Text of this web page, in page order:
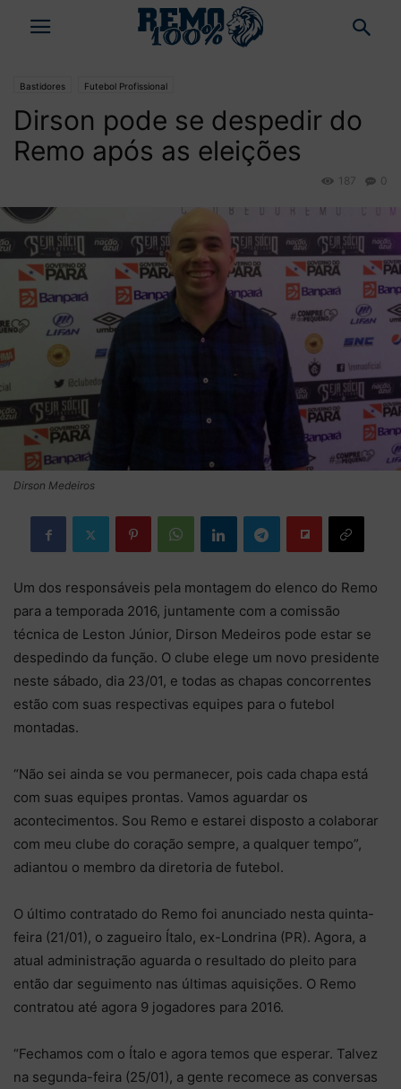
Bastidores Futebol Profissional
Dirson pode se despedir do
Remo após as eleições
0
187
Dirson Medeiros
Um dos responsáveis pela montagem do elenco do Remo
para a temporada 2016, juntamente com a comissão
técnica de Leston Júnior, Dirson Medeiros pode estar se
despedindo da função. O clube elege um novo presidente
neste sábado, dia 23/01, e todas as chapas concorrentes
estão com suas respectivas equipes para o futebol
montadas.
“Não sei ainda se vou permanecer, pois cada chapa está
com suas equipes prontas. Vamos aguardar os
acontecimentos. Sou Remo e estarei disposto a colaborar
com meu clube do coração sempre, a qualquer tempo”,
adiantou o membro da diretoria de futebol.
O último contratado do Remo foi anunciado nesta quinta-
feira (21/01), o zagueiro Ítalo, ex-Londrina (PR). Agora, a
atual administração aguarda o resultado do pleito para
então dar seguimento nas últimas aquisições. O Remo
contratou até agora 9 jogadores para 2016.
“Fechamos com o Ítalo e agora temos que esperar. Talvez
na segunda-feira (25/01), a gente recomece as conversas